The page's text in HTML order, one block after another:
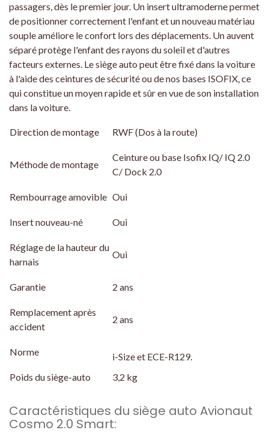
passagers, dès le premier jour. Un insert ultramoderne permet
de positionner correctement l'enfant et un nouveau matériau
souple améliore le confort lors des déplacements. Un auvent
séparé protège l'enfant des rayons du soleil et d'autres
facteurs externes. Le siège auto peut être fixé dans la voiture
à l'aide des ceintures de sécurité ou de nos bases ISOFIX, ce
qui constitue un moyen rapide et sûr en vue de son installation
dans la voiture.
Direction de montage RWF (Dos à la route)
Méthode de montage
Ceinture ou base Isofix IQ/ IQ 2.0
C/ Dock 2.0
Rembourrage amovible Oui
Insert nouveau-né Oui
Réglage de la hauteur du
harnais
Oui
Garantie 2 ans
Remplacement après
accident
2 ans
Norme
i-Size et ECE-R129.
Poids du siège-auto
3,2 kg
Caractéristiques du siège auto Avionaut
Cosmo 2.0 Smart: